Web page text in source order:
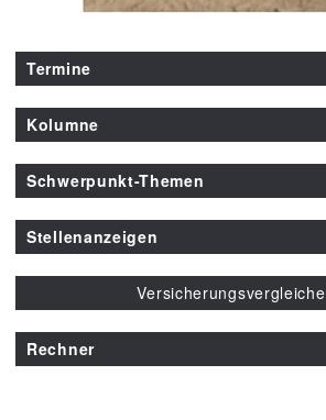
Termine
Kolumne
Schwerpunkt-Themen
Stellenanzeigen
Versicherungsvergleiche
Rechner